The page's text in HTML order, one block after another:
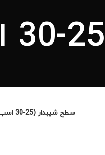
سطح شیبدار (25-30 اسب بخار)